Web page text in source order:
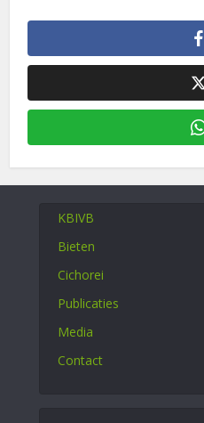
KBIVB
Bieten
Cichorei
Publicaties
Media
Contact